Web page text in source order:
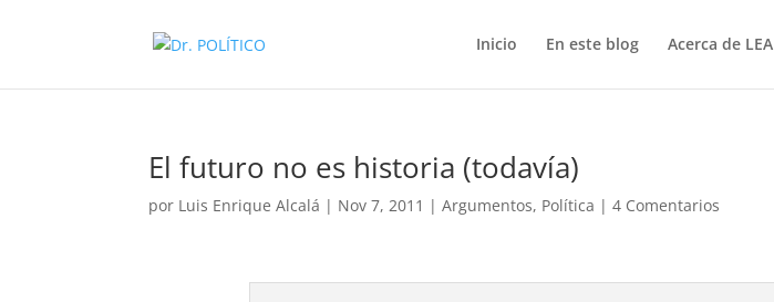
Inicio En este blog Acerca de LEA
El futuro no es historia (todavía)
por Luis Enrique Alcalá | Nov 7, 2011 |Argumentos, Política |4 Comentarios